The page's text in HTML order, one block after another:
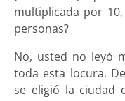
multiplicada por
personas?
No, usted no leyó
toda esta locura.
se eligió la ciudad